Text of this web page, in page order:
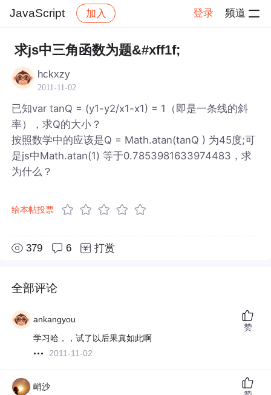
JavaScript 加入 登录 频道
社区 JavaScript 帖子详情
求js中三角函数为题&#xff1f;
hckxzy
2011-11-02
已知var tanQ = (y1-y2/x1-x1) = 1（即是一条线的斜
率），求Q的大小？
按照数学中的应该是Q = Math.atan(tanQ ) 为45度;可
是js中Math.atan(1) 等于0.7853981633974483，求
为什么？
给本帖投票
379 6 打赏
全部评论
ankangyou
学习哈，，试了以后果真如此啊
2011-11-02
赞
峭沙